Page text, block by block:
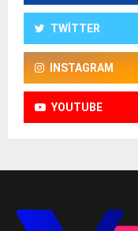
TWITTER
INSTAGRAM
YOUTUBE